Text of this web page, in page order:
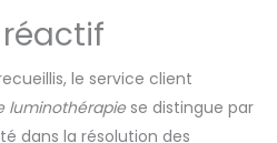
le service client
luminothérapiese distingue par
dans la résolution des